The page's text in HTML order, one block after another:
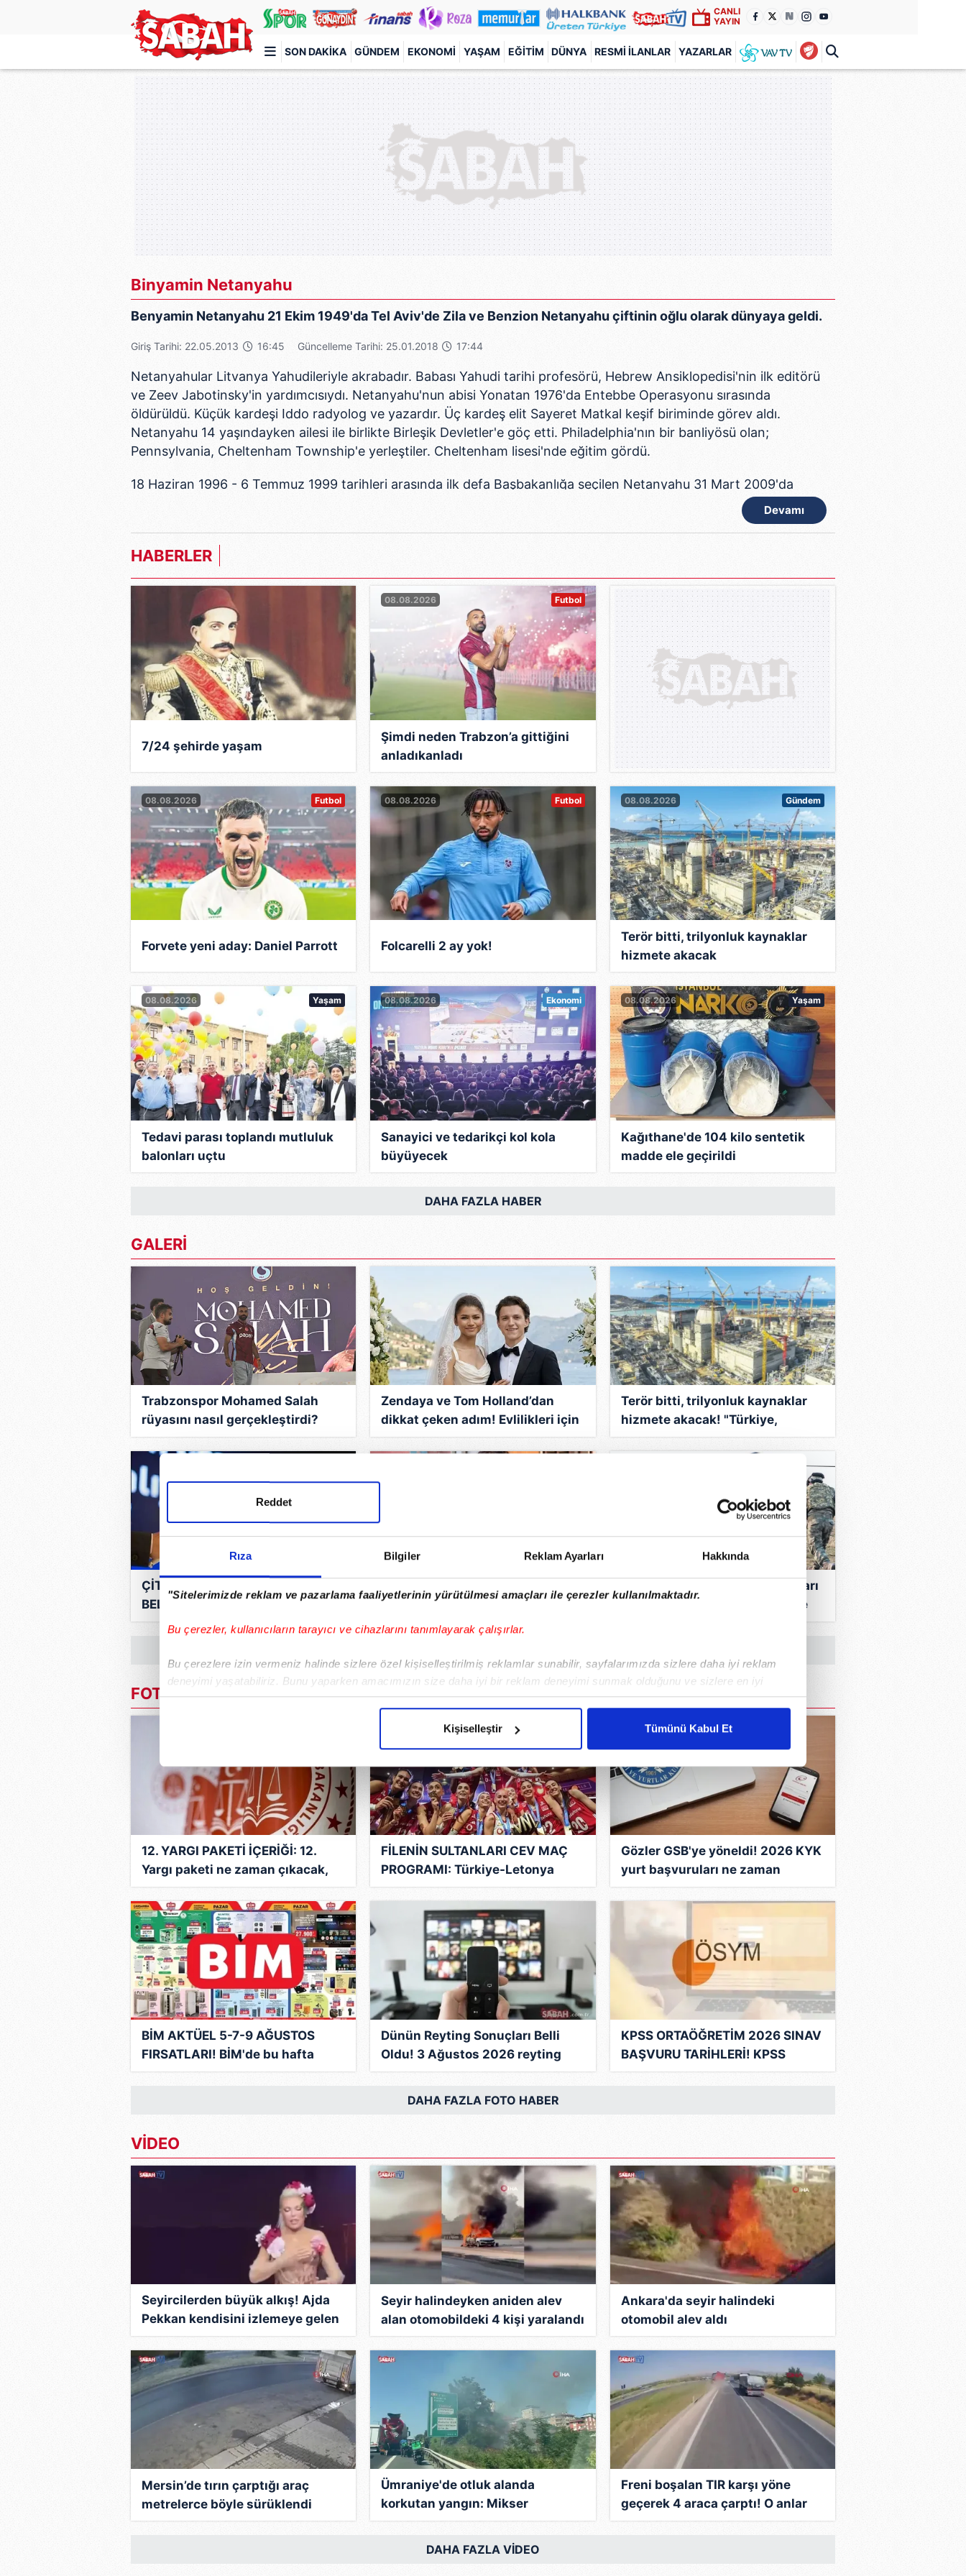
Rıza Bilgiler Reklam Ayarları Hakkında
"Sitelerimizde reklam ve pazarlama faaliyetlerinin yürütülmesi amaçları ile çerezler kullanılmaktadır.
Bu çerezler, kullanıcıların tarayıcı ve cihazlarını tanımlayarak çalışırlar.
Bu çerezlere izin vermeniz halinde sizlere özel kişiselleştirilmiş reklamlar sunabilir, sayfalarımızda sizlere daha iyi reklam
deneyimi yaşatabiliriz. Bunu yaparken amacımızın size daha iyi bir reklam deneyimi sunmak olduğunu ve sizlere en iyi
içerikleri sunabilmek adına elimizden gelen çabayı gösterdiğimizi ve bu noktada, reklamların maliyetlerimizi karşılamak
Her halükârda, kullanıcılar, bu çerezlere izin vermedikleri takdirde, kullanıcılara hedefli reklamlar gösterilmeyecektir."
Sizlere daha iyi bir hizmet sunabilmek için İnternet Sitemizde kendimize ve üçüncü kişilere ait çerezler kullanılmaktadır. Bu
çerezler vasıtasıyla çeşitli kişisel verileriniz işlenmekte olup gerekli olan çerezler bilgi toplumu hizmetlerinin sunulması
amacıyla kullanılmaktadır. Diğer çerezler, sitemizin daha işlevsel kılınması ve kişiselleştirilmesi ve sizlere yönelik
reklam/pazarlama faaliyetlerinin yapılması, amaçlarıyla sınırlı olarak açık rızanız dahilinde kullanılacaktır.
Çerezlere ilişkin tercihlerinizi aşağıda yer alan panel vasıtasıyla belirleyebilirsiniz. Çerezlere ilişkin detaylı bilgi için Ayarlar
butonuna tıklayabilir,Çerez Bilgilendirme Metnimiziziyaret edebilirsiniz.
6698 sayılı Kişisel Verilerin Korunması Kanunu uyarınca hazırlanmış Aydınlatma Metnimizi okumak ve sitemizde ilgili
mevzuata uygun olarak kullanılan çerezlerle ilgili bilgi almak için lütfentıklayınız
Reddet
Kişiselleştir Tümünü Kabul Et
CANLI
YAYIN
SON DAKIKA GÜNDEM EKONOMI YAŞAM EĞITIM DÜNYA RESMI İLANLAR YAZARLAR
Türkiye'nin en iyi haber sitesi
Binyamin Netanyahu
Benyamin Netanyahu 21 Ekim 1949'da Tel Aviv'de Zila ve Benzion Netanyahu çiftinin oğlu olarak dünyaya geldi.
Giriş Tarihi: 22.05.2013 16:45 Güncelleme Tarihi: 25.01.2018 17:44
Devamı
Netanyahular Litvanya Yahudileriyle akrabadır. Babası Yahudi tarihi profesörü, Hebrew Ansiklopedisi'nin ilk editörü
ve Zeev Jabotinsky'in yardımcısıydı. Netanyahu'nun abisi Yonatan 1976'da Entebbe Operasyonu sırasında
öldürüldü. Küçük kardeşi Iddo radyolog ve yazardır. Üç kardeş elit Sayeret Matkal keşif biriminde görev aldı.
Netanyahu 14 yaşındayken ailesi ile birlikte Birleşik Devletler'e göç etti. Philadelphia'nın bir banliyösü olan;
Pennsylvania, Cheltenham Township'e yerleştiler. Cheltenham lisesi'nde eğitim gördü.
18 Haziran 1996 - 6 Temmuz 1999 tarihleri arasında ilk defa Başbakanlığa seçilen Netanyahu 31 Mart 2009'da
Tarihe ismini çoktan yazdırmış bir siyasetçi. 1996'da İsrail'in en genç başbakanı oldu. Üstelik ülkede halk
tarafından doğrudan seçilerek iktadara gelen ilk başbakandı. Ancak terörle mücadeleye verdiği önem ve
Kısa olmasına rağmen iktidari bir hayli çalkantılı geçti. Ağlama duvarı tünelinin yeniden açılması yönünde verdiği
talimatın ardından, Filistinliler ve İsrailliler arasında başlayan çatışmalarda onlarca kişi öldü.
İktidarının ilerleyen döneminde ise "şahin" duruşuna ters düşecek bir karar alarak, Batı Şeria'daki El Halil kentinin
kontrolünün büyük bir bölümünü Filistinilere devretti.
1997'de aldığı bu karardan bir yıl sonra, Yaser Arafat'la anlaşmaya vararak, Batı Şeria'nın kontrolünün yüzde
Netanyahu, aldığı bu kararlarla aşırı sağcıları hayal kırıklığına uğrattı, ama Filistinlilerle toprak karşılığı barış
Mayıs 1999'da kendi kararıyla yapılan erken seçimlerde, İşçi Partisi karşısında yenilgiye uğradı ve hemen ardından
Likud Partisi liderliğini de Ariel Şaron'a kaptırdı. Politikayı bırakmaktan başka çaresi kal Ama politikadan uzak
duruşu çok uzun sürmedi ve 2002'de Ariel Şaron iktidarı döneminde Dışişleri Bakanlığı görevini üstlenerek,
yeniden siyasete girdi. 2005'te Maliye Bakanı olduğu dönemde Şaron'un Gazze'deki Yahudi yerleşim birimlerini
kaldırma kararına tepki olarak görevinden istifa etti.
Kısa bir süre sonra şans yeniden yüzüne güldü. Şaron'un yeni bir parti kurmak için Likud'tan ayrılmasıyla, yeniden
bu partinin lideri seçildi.
Likud lideri şeçilerek, başbakanlık koltuğuna oturmaya bir kez daha yaklaşan Netanyahu, seçim kampanyası
boyunca özellikle Hamas'a karşı sert söylemiyle ön plandaydı.
İsrail'in Gazze saldırılarının erken bitirildiğini savundu ve iktidara gelirse Hamas'ı yoketme vaadinde bulundu. İran'a
karşı sert tutumuyla da dikkatleri üzerine toplayan Netanyahu, Davos zirvesinde yaptığı konuşmada, İran'ın
nükleer silaha sahip olmasını, küresel mali krizden daha büyük bir tehdit olarak niteledi.
Netanyahu, Filistin sorunundaysa iki devletli çözüm yerine ekonomik çerçevede bir çözümden yana. Öncelikle
"ekonomik barış" yapılması gerektiğini savunuyor.
Netanyahu, seçim kampanyası sırasında "şahin" tutumunu yumuşatmaya özen gösterdi. Aşırı radikal isimleri parti
listesinden çıkarırken, Filistinlerle barış müzakerelerini sürdüreceği ve Filistin topraklarında yeni Yahudi yerleşim
Harvard Üniversitesi'nde siyaset bilimi üzerine eğitim gören Benyamin Netanyahu, 1988'de politikaya adım atmış
ve parlamentoya girmişti.
HABERLER
7/24 şehirde yaşam
08.08.2026 Futbol
Şimdi neden Trabzon’a gittiğini
anladıkanladı
08.08.2026 Futbol
Forvete yeni aday: Daniel Parrott
08.08.2026 Futbol
Folcarelli 2 ay yok!
08.08.2026 Gündem
Terör bitti, trilyonluk kaynaklar
hizmete akacak
08.08.2026 Yaşam
Tedavi parası toplandı mutluluk
balonları uçtu
08.08.2026 Ekonomi
Sanayici ve tedarikçi kol kola
büyüyecek
08.08.2026 Yaşam
Kağıthane'de 104 kilo sentetik
madde ele geçirildi
DAHA FAZLA HABER
GALERİ
Trabzonspor Mohamed Salah
rüyasını nasıl gerçekleştirdi?
Ertuğrul Doğan ve Fatih Tekke...
Zendaya ve Tom Holland’dan
dikkat çeken adım! Evlilikleri için
öyle bir karar aldılar ki...
Terör bitti, trilyonluk kaynaklar
hizmete akacak! "Türkiye,
önümüzdeki asrı "Türk ve Türkiye
ÇİTLEKÇİ HALKA ARZ TAKVİMİ
BELLİ OLDU! CITAS ne zaman, kaç
lot verir, hangi bankalarda var?
İstanbul’un Zehra'sı Nehir
Erdoğan’ın Boğaz’da kürek
Gazi ve şehit yakınlarının hakları
iyileşiyor: İşte kademe kademe
FOTO HABER
12. YARGI PAKETİ İÇERİĞİ: 12.
Yargı paketi ne zaman çıkacak,
Meclis'ten geçti mi?
FİLENİN SULTANLARI CEV MAÇ
PROGRAMI: Türkiye-Letonya
voleybol maçı saat kaçta, hangi
kanalda?
Gözler GSB'ye yöneldi! 2026 KYK
yurt başvuruları ne zaman
başlayacak, şartları neler?
BİM AKTÜEL 5-7-9 AĞUSTOS
FIRSATLARI! BİM'de bu hafta
hangi ürünler var? İşte, haftanın
Dünün Reyting Sonuçları Belli
Oldu! 3 Ağustos 2026 reyting
sonuçlarında kim birinci oldu?
KPSS ORTAÖĞRETİM 2026 SINAV
BAŞVURU TARİHLERİ! KPSS
Ortaöğretim sınavı ne zaman,
DAHA FAZLA FOTO HABER
VİDEO
Seyircilerden büyük alkış! Ajda
Pekkan kendisini izlemeye gelen
Nebahat Çehre’ye övgüler
yağdırdı!
Seyir halindeyken aniden alev
alan otomobildeki 4 kişi yaralandı
Ankara'da seyir halindeki
otomobil alev aldı
Mersin’de tırın çarptığı araç
metrelerce böyle sürüklendi
Ümraniye'de otluk alanda
korkutan yangın: Mikser
hortumuyla müdahale edildi |
Freni boşalan TIR karşı yöne
geçerek 4 araca çarptı! O anlar
kamerada | Video
DAHA FAZLA VİDEO